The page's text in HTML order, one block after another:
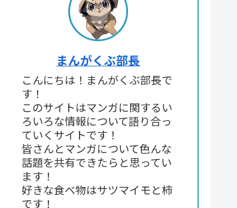
まんがくぶ部長
こんにちは！まんがくぶ部長で
す！
このサイトはマンガに関するい
ろいろな情報について語り合っ
ていくサイトです！
皆さんとマンガについて色んな
話題を共有できたらと思ってい
ます！
好きな食べ物はサツマイモと柿
です！